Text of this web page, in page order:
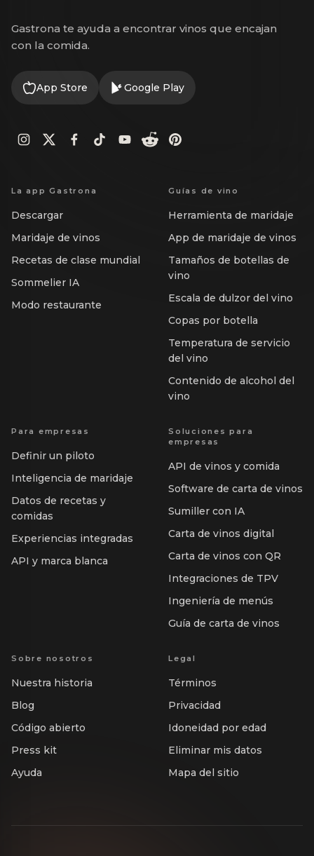
Gastrona te ayuda a encontrar vinos que encajan
con la comida.
App Store Google Play
La app Gastrona
Descargar
Maridaje de vinos
Recetas de clase mundial
Sommelier IA
Modo restaurante
Guías de vino
Herramienta de maridaje
App de maridaje de vinos
Tamaños de botellas de
vino
Escala de dulzor del vino
Copas por botella
Temperatura de servicio
del vino
Contenido de alcohol del
vino
Para empresas
Definir un piloto
Inteligencia de maridaje
Datos de recetas y
comidas
Experiencias integradas
API y marca blanca
Soluciones para
empresas
API de vinos y comida
Software de carta de vinos
Sumiller con IA
Carta de vinos digital
Carta de vinos con QR
Integraciones de TPV
Ingeniería de menús
Guía de carta de vinos
Sobre nosotros
Nuestra historia
Blog
Código abierto
Press kit
Ayuda
Legal
Términos
Privacidad
Idoneidad por edad
Eliminar mis datos
Mapa del sitio